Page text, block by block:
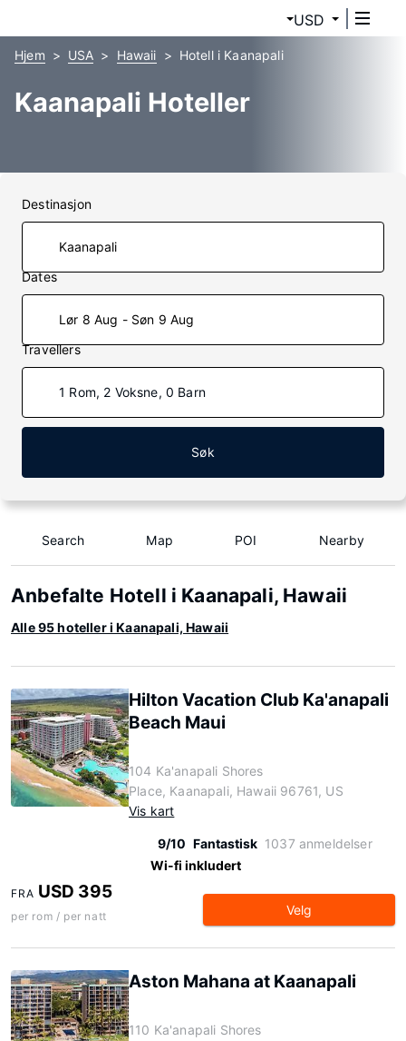
USD
Hjem USA Hawaii Hotell i Kaanapali
Kaanapali Hoteller
Destinasjon
Dates
Lør 8 Aug - Søn 9 Aug
Travellers
1 Rom, 2 Voksne, 0 Barn
Søk
Search Map POI Nearby
Anbefalte Hotell i Kaanapali, Hawaii
Alle 95 hoteller i Kaanapali, Hawaii
Hilton Vacation Club Ka'anapali
Beach Maui
104 Ka'anapali Shores
Place, Kaanapali, Hawaii 96761, US
Vis kart
9/10 Fantastisk 1037 anmeldelser
Wi-fi inkludert
FRA USD 395
per rom / per natt Velg
Aston Mahana at Kaanapali
110 Ka'anapali Shores